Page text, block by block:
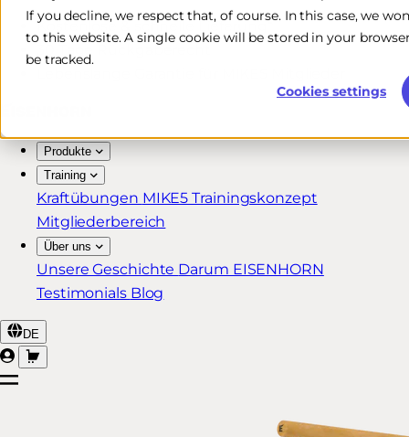
If you decline, we respect that, of course. In this case, we
to this website. A single cookie will be stored in your
be tracked.
Cookies settings
Kostenlose & schnelle Lieferung*
30 Tage Rückgaberecht
Produkte
Training
Kraftübungen MIKE5 Trainingskonzept
Mitgliederbereich
Über uns
Unsere Geschichte Darum EISENHORN
Testimonials Blog
DE